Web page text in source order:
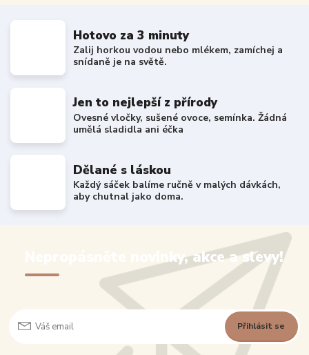
Hotovo za 3 minuty
Zalij horkou vodou nebo mlékem, zamíchej a
snídaně je na světě.
Jen to nejlepší z přírody
Ovesné vločky, sušené ovoce, semínka. Žádná
umělá sladidla ani éčka
Dělané s láskou
Každý sáček balíme ručně v malých dávkách,
aby chutnal jako doma.
Nepropásněte novinky, akce a slevy!
Přihlásit se